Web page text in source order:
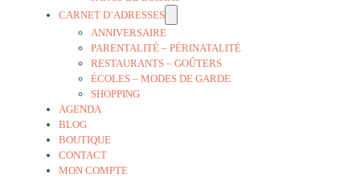
CARNET D’ADRESSES
ANNIVERSAIRE
PARENTALITÉ – PÉRINATALITÉ
RESTAURANTS – GOÛTERS
ÉCOLES – MODES DE GARDE
SHOPPING
AGENDA
BLOG
BOUTIQUE
CONTACT
MON COMPTE